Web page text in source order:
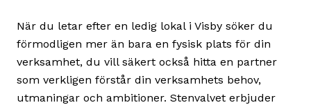
När du letar efter en ledig lokal i Visby söker du
förmodligen mer än bara en fysisk plats för din
verksamhet, du vill säkert också hitta en partner
som verkligen förstår din verksamhets behov,
utmaningar och ambitioner. Stenvalvet erbjuder